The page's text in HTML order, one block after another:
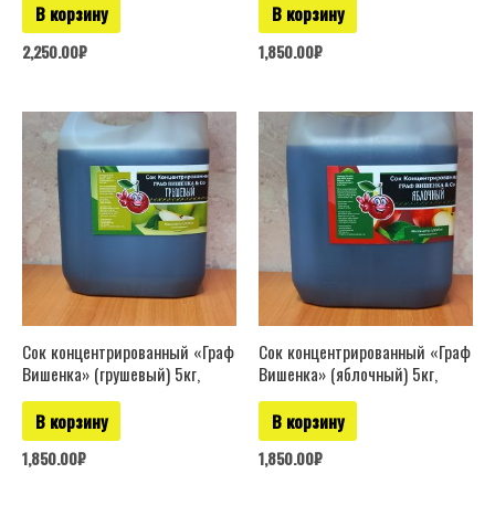
В корзину
2,250.00₽
В корзину
1,850.00₽
Сок концентрированный «Граф
Вишенка» (грушевый) 5кг,
В корзину
1,850.00₽
Сок концентрированный «Граф
Вишенка» (яблочный) 5кг,
В корзину
1,850.00₽